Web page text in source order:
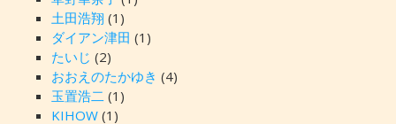
土田浩翔 (1)
ダイアン津田 (1)
たいじ (2)
おおえのたかゆき (4)
玉置浩二(1)
KIHOW(1)